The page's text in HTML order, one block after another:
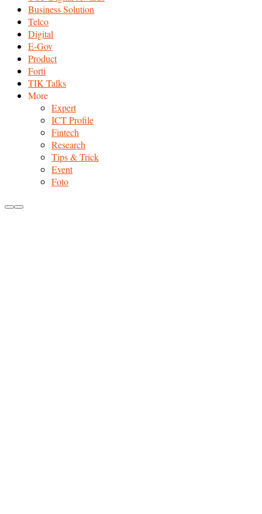
Business Solution
Telco
Digital
E-Gov
Product
Forti
TIK Talks
More
Expert
ICT Profile
Fintech
Research
Tips & Trick
Event
Foto